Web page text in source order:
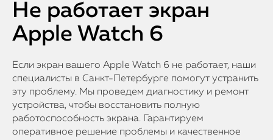
Не работает экран
Apple Watch 6
Если экран вашего Apple Watch 6 не работает, наши
специалисты в Санкт-Петербурге помогут устранить
эту проблему. Мы проведем диагностику и ремонт
устройства, чтобы восстановить полную
работоспособность экрана. Гарантируем
оперативное решение проблемы и качественное